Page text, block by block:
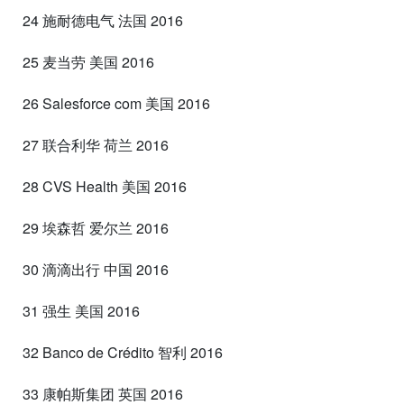
24 施耐德电气 法国 2016
25 麦当劳 美国 2016
26 Salesforce com 美国 2016
27 联合利华 荷兰 2016
28 CVS Health 美国 2016
29 埃森哲 爱尔兰 2016
30 滴滴出行 中国 2016
31 强生 美国 2016
32 Banco de Crédito 智利 2016
33 康帕斯集团 英国 2016